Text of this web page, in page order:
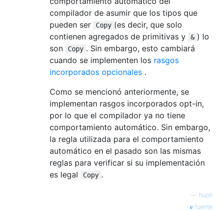
compilador de asumir que los tipos que
pueden ser
Copy (es decir, que solo
contienen agregados de primitivas y
& ) lo
son
Copy . Sin embargo, esto cambiará
cuando se implementen los rasgos
incorporados opcionales .
Como se mencionó anteriormente, se
implementan rasgos incorporados opt-in,
por lo que el compilador ya no tiene
comportamiento automático. Sin embargo,
la regla utilizada para el comportamiento
automático en el pasado son las mismas
reglas para verificar si su implementación
es legal
Copy .
huon
fuente